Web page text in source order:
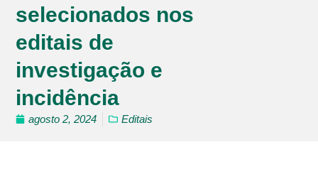
selecionados nos
editais de
investigação e
incidência
agosto 2, 2024 Editais